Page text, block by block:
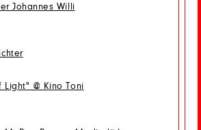
Johannes Willi
@ Kino Toni